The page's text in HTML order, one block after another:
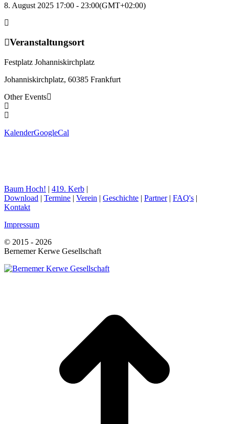
8. August 2025 17:00 - 23:00(GMT+02:00)
Veranstaltungsort
Festplatz Johanniskirchplatz
Johanniskirchplatz, 60385 Frankfurt
Other Events
KalenderGoogleCal
Baum Hoch! | 419. Kerb |
Download | Termine | Verein | Geschichte | Partner| FAQ's |
Kontakt
Impressum
© 2015 - 2026
Bernemer Kerwe Gesellschaft